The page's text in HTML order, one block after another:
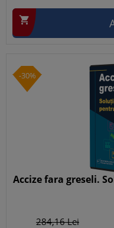

-30%
Accize fara greseli.
284,16Lei